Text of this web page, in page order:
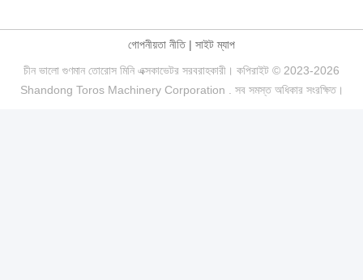
গোপনীয়তা নীতি| সাইট ম্যাপ
চীন ভালো গুণমান তোরোস মিনি এক্সকাভেটর সরবরাহকারী। কপিরাইট © 2023-2026
Shandong Toros Machinery Corporation . সব সমস্ত অধিকার সংরক্ষিত।